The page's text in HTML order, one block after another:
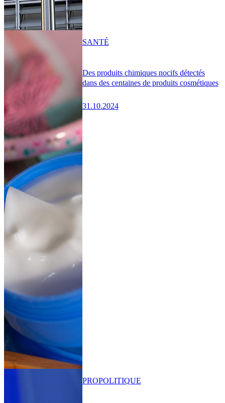
Des produits chimiques nocifs détectés
dans des centaines de produits cosmétiques
31.10.2024
SANTÉ
PROPOLITIQUE